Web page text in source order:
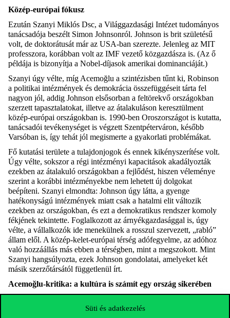
Süti és adatkezelés
Közép-európai fókusz
Ezután Szanyi Miklós Dsc, a Világgazdasági Intézet tudományos
tanácsadója beszélt Simon Johnsonról. Johnson is brit születésű
volt, de doktorátusát már az USA-ban szerezte. Jelenleg az MIT
professzora, korábban volt az IMF vezető közgazdásza is. (Az ő
példája is bizonyítja a Nobel-díjasok amerikai dominanciáját.)
Szanyi úgy vélte, míg Acemoğlu a szintézisben tűnt ki, Robinson
a politikai intézmények és demokrácia összefüggéseit tárta fel
nagyon jól, addig Johnson elsősorban a feltörekvő országokban
szerzett tapasztalatokat, illetve az átalakuláson keresztülment
közép-európai országokban is. 1990-ben Oroszországot is kutatta,
tanácsadói tevékenységet is végzett Szentpéterváron, később
Varsóban is, így tehát jól megismerte a gyakorlati problémákat.
Fő kutatási területe a tulajdonjogok és ennek kikényszerítése volt.
Úgy vélte, sokszor a régi intézményi kapacitások akadályozták
ezekben az átalakuló országokban a fejlődést, hiszen véleménye
szerint a korábbi intézményekbe nem lehetett új dolgokat
beépíteni. Szanyi elmondta: Johnson úgy látta, a gyenge
hatékonyságú intézmények miatt csak a hatalmi elit változik
ezekben az országokban, és ezt a demokratikus rendszer komoly
fékjének tekintette. Foglalkozott az árnyékgazdasággal is, úgy
vélte, a vállalkozók ide menekülnek a rosszul szervezett, „rabló”
állam elől. A közép-kelet-európai térség adófegyelme, az adóhoz
való hozzáállás más ebben a térségben, mint a megszokott. Mint
Szanyi hangsúlyozta, ezek Johnson gondolatai, amelyeket két
másik szerzőtársától függetlenül írt.
Acemoğlu-kritika: a kultúra is számít egy ország sikerében
autokrácia természetrajza DaronAcemoğlu